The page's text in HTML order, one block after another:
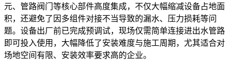
元、管路阀门等核心部件高度集成，不仅大幅缩减设备占地面
积，还避免了因多组件对接不当导致的漏水、压力损耗等问
题。设备出厂前已完成预调试，现场仅需简单连接进出水管路
即可投入使用，大幅降低了安装难度与施工周期，尤其适合对
场地空间有限、安装效率要求高的企业。